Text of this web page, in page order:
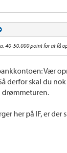
40-50.000 point for at få
Vær
derfor skal du
her på IF, er